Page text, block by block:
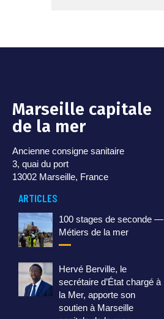
Marseille capitale
de la mer
Ancienne consigne sanitaire
3, quai du port
13002 Marseille, France
ARTICLES
100 stages de seconde —
Métiers de la mer
Hervé Berville, le
secrétaire d’État chargé à
la Mer, apporte son
soutien à Marseille